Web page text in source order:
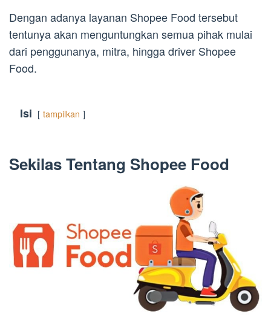
Dengan adanya layanan Shopee Food tersebut
tentunya akan menguntungkan semua pihak mulai
dari penggunanya, mitra, hingga driver Shopee
Food.
Isi tampilkan
Sekilas Tentang Shopee Food